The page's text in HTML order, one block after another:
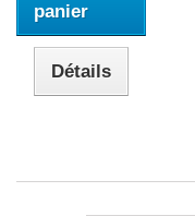
panier
Détails